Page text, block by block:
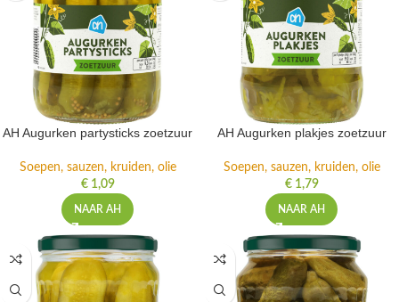
AH Augurken partysticks zoetzuur
Soepen, sauzen, kruiden, olie
€1,09
NAAR AH
AH Augurken plakjes zoetzuur
Soepen, sauzen, kruiden, olie
€1,79
NAAR AH